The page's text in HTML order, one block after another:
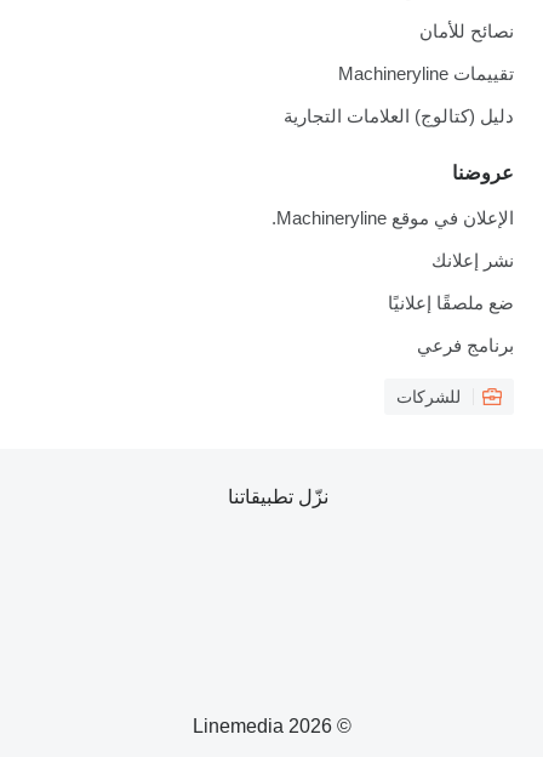
نصائح للأمان
تقييمات Machineryline
دليل (كتالوج) العلامات التجارية
عروضنا
الإعلان في موقع Machineryline.
نشر إعلانك
ضع ملصقًا إعلانيًا
برنامج فرعي
للشركات
© 2026 Linemedia
نزّل تطبيقاتنا